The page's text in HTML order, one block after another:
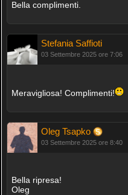
Bella complimenti.
Stefania Saffioti
03 Settembre 2025 ore 7:06
Meravigliosa! Complimenti!
Oleg Tsapko
03 Settembre 2025 ore 8:40
Bella ripresa!
Oleg